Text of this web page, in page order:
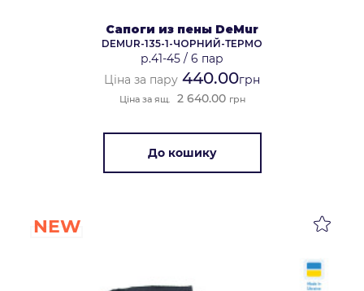
Сапоги из пены DeMur
DEMUR-135-1-ЧОРНИЙ-ТЕРМО
р.41-45 / 6 пар
Ціна за пару 440.00грн
Ціна за ящ. 2 640.00 грн
До кошику
NEW